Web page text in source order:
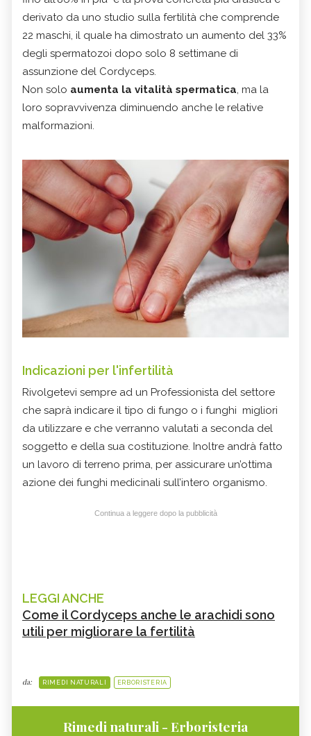
derivato da uno studio sulla fertilità che comprende
22 maschi, il quale ha dimostrato un aumento del 33%
degli spermatozoi dopo solo 8 settimane di
assunzione del Cordyceps.
Non solo aumenta la vitalità spermatica, ma la
loro sopravvivenza diminuendo anche le relative
malformazioni.
Indicazioni per l'infertilità
Rivolgetevi sempre ad un Professionista del settore
che saprà indicare il tipo di fungo o i funghi migliori
da utilizzare e che verranno valutati a seconda del
soggetto e della sua costituzione. Inoltre andrà fatto
un lavoro di terreno prima, per assicurare un’ottima
azione dei funghi medicinali sull’intero organismo.
Continua a leggere dopo la pubblicità
LEGGI ANCHE
Come il Cordyceps anche le arachidi sono
utili per migliorare la fertilità
da: RIMEDI NATURALI ERBORISTERIA
Rimedi naturali - Erboristeria